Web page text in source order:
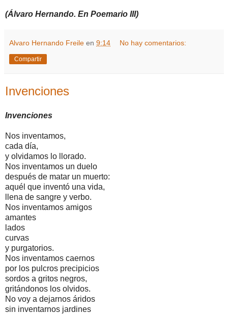
(Álvaro Hernando. En Poemario III)
Alvaro Hernando Freile en 9:14 No hay comentarios:
Compartir
Invenciones
Invenciones
Nos inventamos,
cada día,
y olvidamos lo llorado.
Nos inventamos un duelo
después de matar un muerto:
aquél que inventó una vida,
llena de sangre y verbo.
Nos inventamos amigos
amantes
lados
curvas
y purgatorios.
Nos inventamos caernos
por los pulcros precipicios
sordos a gritos negros,
gritándonos los olvidos.
No voy a dejarnos áridos
sin inventarnos jardines